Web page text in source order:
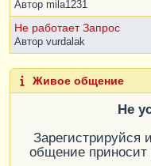
Автор mila1231
Не работает Запрос
Автор vurdalak
Живое общение
Не
Зарегистрируйся
общение приносит